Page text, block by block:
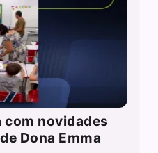
novidades
Dona Emma